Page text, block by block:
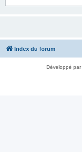
Index du forum
Développé par